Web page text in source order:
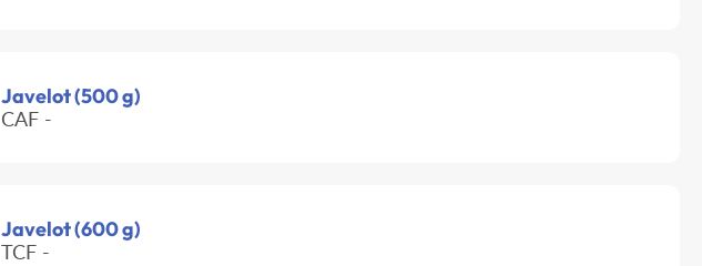
Javelot (500 g)
CAF -
Javelot (600 g)
TCF -